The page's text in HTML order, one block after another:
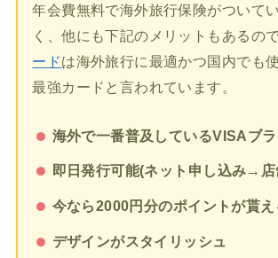
年会費無料で海外旅行保険がついて
く、他にも下記のメリットもあるので
ードは海外旅行に最適かつ国内でも
最強カードと言われています。
海外で一番普及しているVISAブ
即日発行可能(ネット申し込み→
今なら2000円分のポイントが貰え
デザインがスタイリッシュ